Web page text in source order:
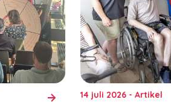
14 juli 2026 - Artikel